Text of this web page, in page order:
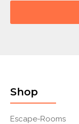
Shop
Escape-Rooms